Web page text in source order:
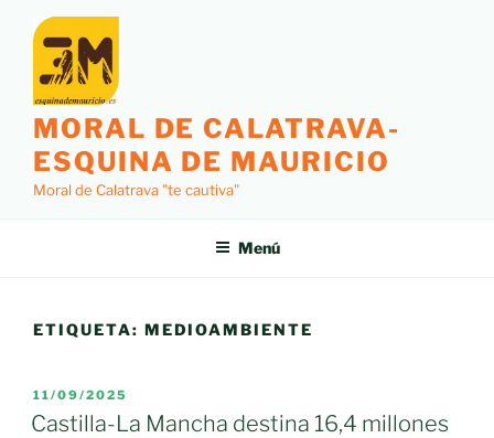
contenido
MORAL DE CALATRAVA-
ESQUINA DE MAURICIO
Moral de Calatrava "te cautiva"
Menú
ETIQUETA: MEDIOAMBIENTE
PUBLICADO
EL
11/09/2025
Castilla-La Mancha destina 16,4 millones